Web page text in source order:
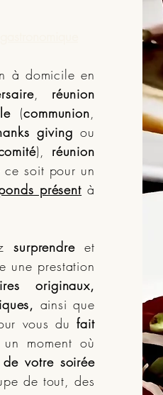
à domicile en
, réunion
(communion,
givingou
), réunion
ce soit pour un
présent à
surprendreet
une prestation
originaux,
ainsi que
vous dufait
moment où
votre soirée
de tout, des